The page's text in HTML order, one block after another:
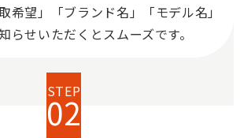
希望」「ブランド名」「モデル名」
らせいただくとスムーズです。